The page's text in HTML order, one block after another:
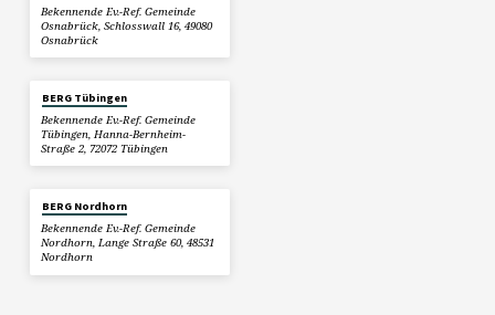
Bekennende Ev.-Ref. Gemeinde
Osnabrück, Schlosswall 16, 49080
Osnabrück
BERG Tübingen
Bekennende Ev.-Ref. Gemeinde
Tübingen, Hanna-Bernheim-
Straße 2, 72072 Tübingen
BERG Nordhorn
Bekennende Ev.-Ref. Gemeinde
Nordhorn, Lange Straße 60, 48531
Nordhorn